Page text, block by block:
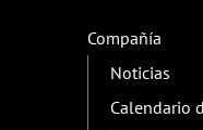
Compañía
Noticias
Calendario